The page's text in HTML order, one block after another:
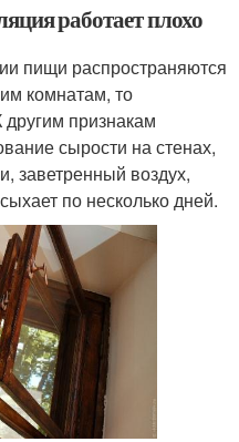
работает плохо
пищи распространяются
комнатам, то
признакам
сырости на стенах,
заветренный воздух,
по несколько дней.